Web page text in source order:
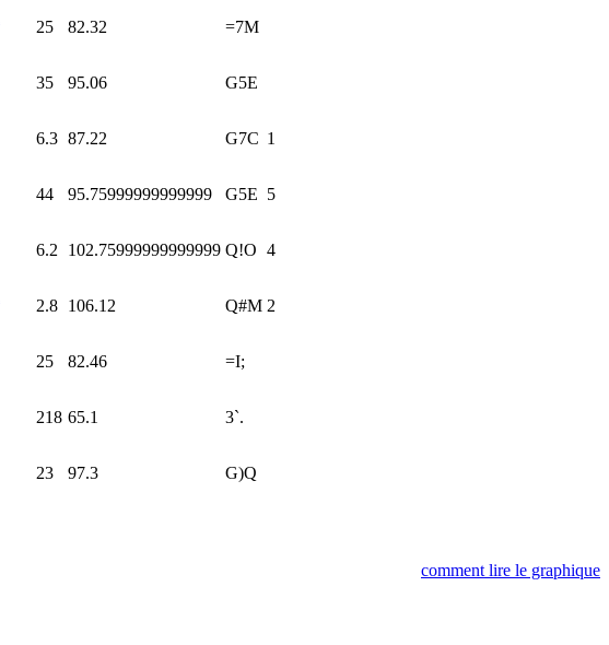
25 82.32 =7M
35 95.06 G5E
6.3 87.22 G7C 1
44 95.75999999999999 G5E 5
6.2 102.75999999999999 Q!O 4
2.8 106.12 Q#M 2
25 82.46 =I;
218 65.1 3`.
23 97.3 G)Q
comment lire le graphique